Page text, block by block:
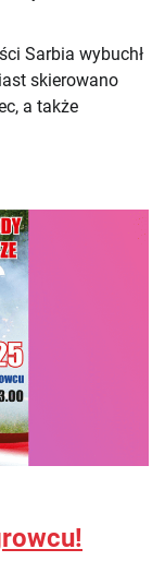
Sarbia wybuchł
skierowano
a także